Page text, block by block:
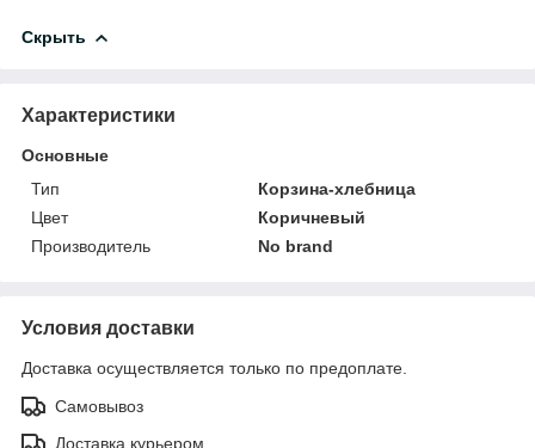
Скрыть
Характеристики
Основные
Тип
Корзина-хлебница
Цвет
Коричневый
Производитель
No brand
Условия доставки
Доставка осуществляется только по предоплате.
Самовывоз
Доставка курьером